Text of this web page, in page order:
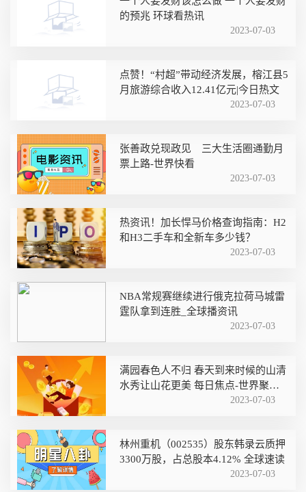
的预兆 环球看热讯
2023-07-03
点赞！“村超”带动经济发展，榕江县5
月旅游综合收入12.41亿元|今日热文
2023-07-03
张善政兑现政见 三大生活圈通勤月
票上路-世界快看
2023-07-03
热资讯！加长悍马价格查询指南：H2
和H3二手车和全新车多少钱？
2023-07-03
NBA常规赛继续进行俄克拉荷马城雷
霆队拿到连胜_全球播资讯
2023-07-03
满园春色人不归 春天到来时候的山清
水秀让山花更美 每日焦点-世界聚看
2023-07-03
林州重机（002535）股东韩录云质押
3300万股，占总股本4.12% 全球速读
2023-07-03